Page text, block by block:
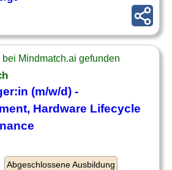
Mindmatch.ai gefunden
(m/w/d) -
Hardware Lifecycle
Abgeschlossene Ausbildung